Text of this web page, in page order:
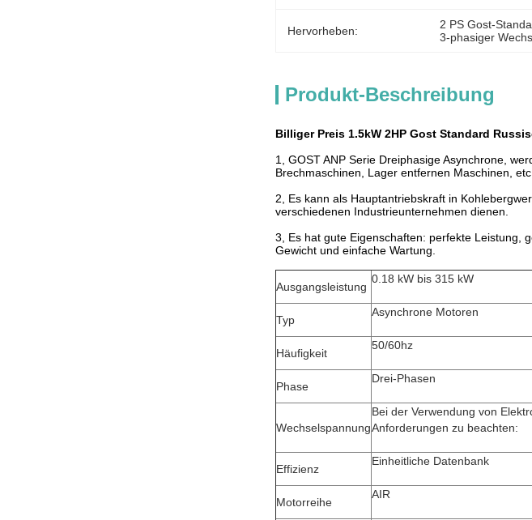
Hervorheben: 2 PS Gost-
3-phasiger
Produkt-Beschreibung
Billiger Preis 1.5kW 2HP Gost Standard
1, GOST ANP Serie Dreiphasige Asynchrone,
Brechmaschinen, Lager entfernen Maschinen, etc.
2, Es kann als Hauptantriebskraft in
verschiedenen Industrieunternehmen dienen.
3, Es hat gute Eigenschaften: perfekte Leistung,
Gewicht und einfache Wartung.
Ausgangsleistung
0.18 kW bis 315 kW
Typ
Asynchrone Motoren
Häufigkeit
50/60hz
Phase
Drei-Phasen
Wechselspannung
Bei der Verwendung von
Anforderungen zu beachten:
Effizienz
Einheitliche Datenbank
Motorreihe
AIR